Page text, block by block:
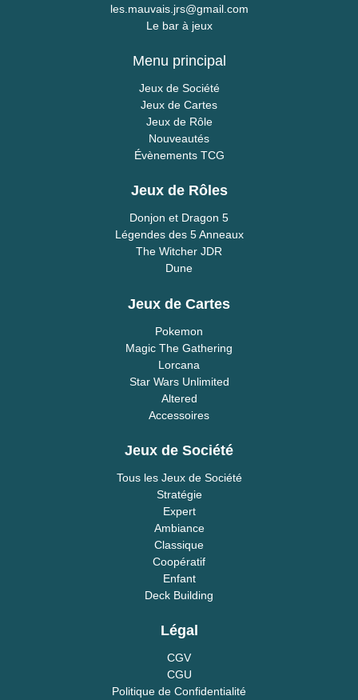
les.mauvais.jrs@gmail.com
Le bar à jeux
Menu principal
Jeux de Société
Jeux de Cartes
Jeux de Rôle
Nouveautés
Évènements TCG
Jeux de Rôles
Donjon et Dragon 5
Légendes des 5 Anneaux
The Witcher JDR
Dune
Jeux de Cartes
Pokemon
Magic The Gathering
Lorcana
Star Wars Unlimited
Altered
Accessoires
Jeux de Société
Tous les Jeux de Société
Stratégie
Expert
Ambiance
Classique
Coopératif
Enfant
Deck Building
Légal
CGV
CGU
Politique de Confidentialité